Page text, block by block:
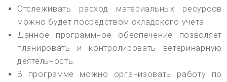
Отслеживать расход материальных ресурсов
можно будет посредством складского учета.
Данное программное обеспечение позволяет
планировать и контролировать ветеринарную
деятельность.
В программе можно организовать работу по